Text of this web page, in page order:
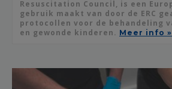
Resuscitation Council, is een
gebruik maakt van door de ERC
protocollen voor de behandeling
en gewonde kinderen. Meer info »